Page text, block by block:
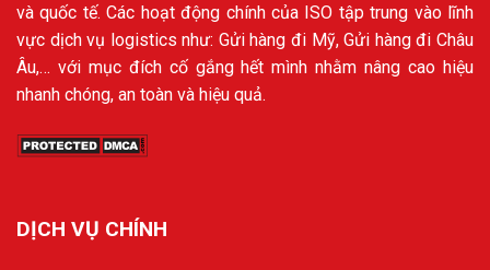
và quốc tế. Các hoạt động chính của ISO tập trung vào lĩnh
vực dịch vụ logistics như: Gửi hàng đi Mỹ, Gửi hàng đi Châu
Âu,… với mục đích cố gắng hết mình nhằm nâng cao hiệu
nhanh chóng, an toàn và hiệu quả.
DỊCH VỤ CHÍNH